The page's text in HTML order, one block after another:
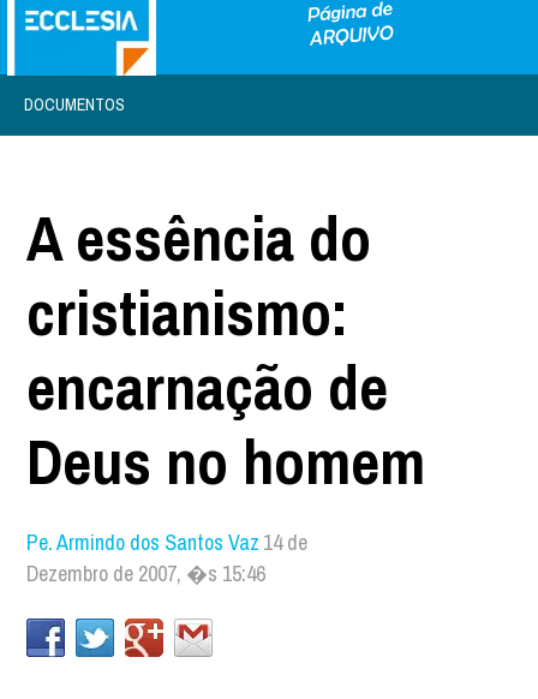
DOCUMENTOS
A essência do
cristianismo:
encarnação de
Deus no homem
Pe. Armindo dos Santos Vaz 14 de
Dezembro de 2007, �s 15:46